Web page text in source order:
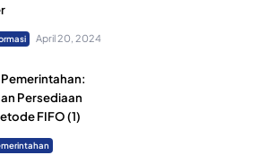
April 20, 2024
Persediaan
FIFO (1)